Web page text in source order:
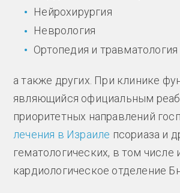
Нейрохирургия
Неврология
Ортопедия и травматология
а также других. При клинике
являющийся официальным
приоритетных направлений
лечения в Израиле псориаза и
гематологических, в том
кардиологическое отделение